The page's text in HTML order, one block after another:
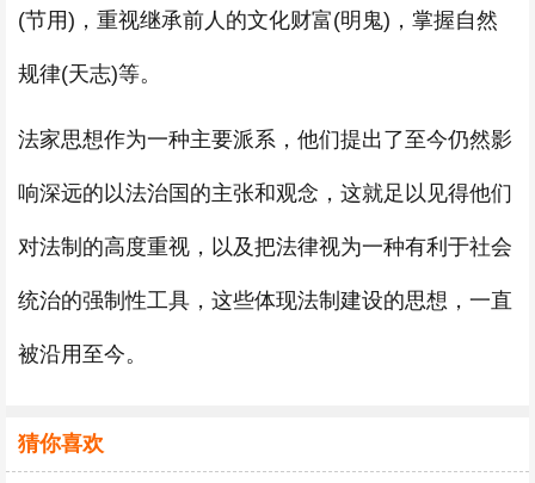
(节用)，重视继承前人的文化财富(明鬼)，掌握自然
规律(天志)等。
法家思想作为一种主要派系，他们提出了至今仍然影
响深远的以法治国的主张和观念，这就足以见得他们
对法制的高度重视，以及把法律视为一种有利于社会
统治的强制性工具，这些体现法制建设的思想，一直
被沿用至今。
猜你喜欢